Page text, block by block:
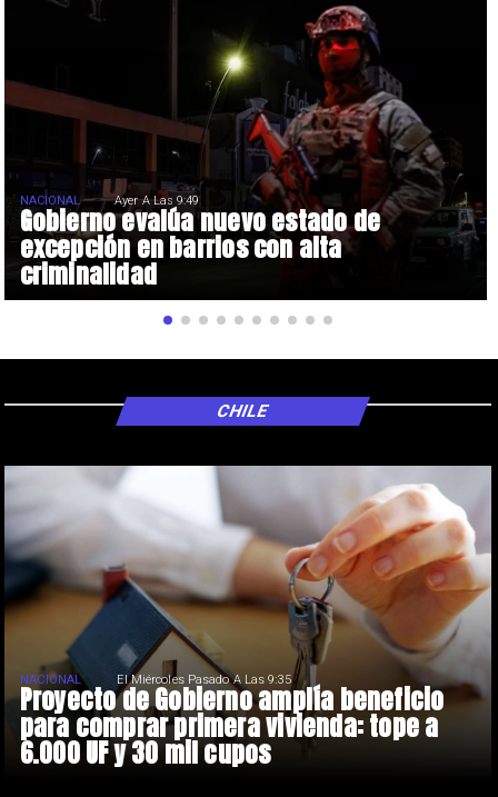
Gobierno evalúa nuevo estado de
excepción en barrios con alta
criminalidad
NACIONAL Ayer A Las 9:49
Proyecto de Gobierno amplía beneficio
para comprar primera vivienda: tope a
6.000 UF y 30 mil cupos
NACIONAL El Miércoles Pasado A Las 9:35
CHILE